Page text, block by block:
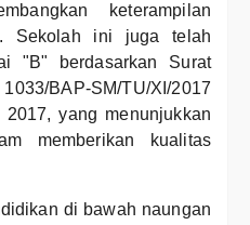
keterampilan
Sekolah ini juga telah
"B" berdasarkan Surat
BAP-SM/TU/XI/2017
yang menunjukkan
memberikan kualitas
di bawah naungan